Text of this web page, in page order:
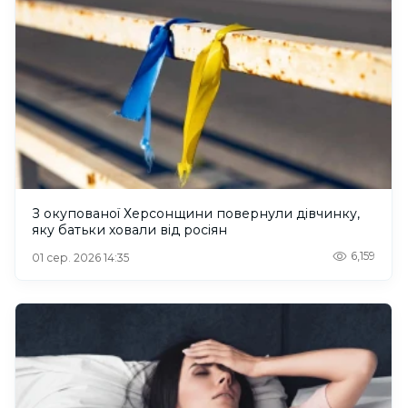
З окупованої Херсонщини повернули дівчинку,
яку батьки ховали від росіян
01 сер. 2026 14:35 6,159